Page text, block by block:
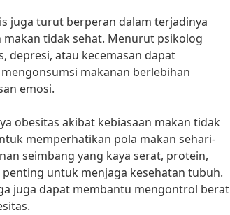
juga turut berperan dalam terjadinya
makan tidak sehat. Menurut psikolog
depresi, atau kecemasan dapat
makanan berlebihan
emosi.
obesitas akibat kebiasaan makan tidak
memperhatikan pola makan sehari-
seimbang yang kaya serat, protein,
untuk menjaga kesehatan tubuh.
juga dapat membantu mengontrol berat